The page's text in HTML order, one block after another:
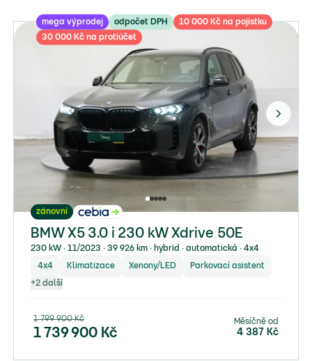
mega výprodej odpočet DPH
10 000 Kč na pojistku
30 000 Kč na protiúčet
zánovní
BMW X5 3.0 i 230 kW Xdrive 50E
230 kW ∙ 11/2023 ∙ 39 926 km ∙ hybrid ∙ automatická ∙ 4x4
4x4 Klimatizace Xenony/LED Parkovací asistent
+2 další
1 799 900Kč
1 739 900 Kč
Měsíčně od
4 387 Kč